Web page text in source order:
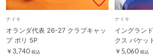
ナイキ
オランダ代表 26-27 クラブキャッ
プ ポリ 5P
￥3,740 税込
ナイキ
イングラン
クス バケッ
￥5,060 税込